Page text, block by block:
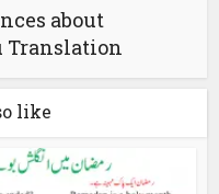
about
Translation
like